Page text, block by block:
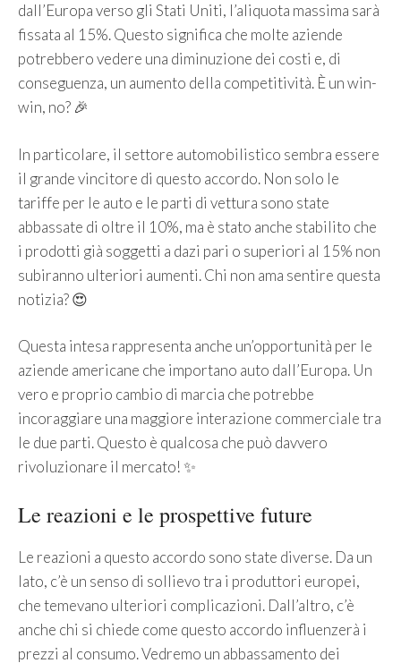
dall’Europa verso gli Stati Uniti, l’aliquota massima sarà
fissata al 15%. Questo significa che molte aziende
potrebbero vedere una diminuzione dei costi e, di
conseguenza, un aumento della competitività. È un win-
win, no? 🎉
In particolare, il settore automobilistico sembra essere
il grande vincitore di questo accordo. Non solo le
tariffe per le auto e le parti di vettura sono state
abbassate di oltre il 10%, ma è stato anche stabilito che
i prodotti già soggetti a dazi pari o superiori al 15% non
subiranno ulteriori aumenti. Chi non ama sentire questa
notizia? 😍
Questa intesa rappresenta anche un’opportunità per le
aziende americane che importano auto dall’Europa. Un
vero e proprio cambio di marcia che potrebbe
incoraggiare una maggiore interazione commerciale tra
le due parti. Questo è qualcosa che può davvero
rivoluzionare il mercato! ✨
Le reazioni e le prospettive future
Le reazioni a questo accordo sono state diverse. Da un
lato, c’è un senso di sollievo tra i produttori europei,
che temevano ulteriori complicazioni. Dall’altro, c’è
anche chi si chiede come questo accordo influenzerà i
prezzi al consumo. Vedremo un abbassamento dei